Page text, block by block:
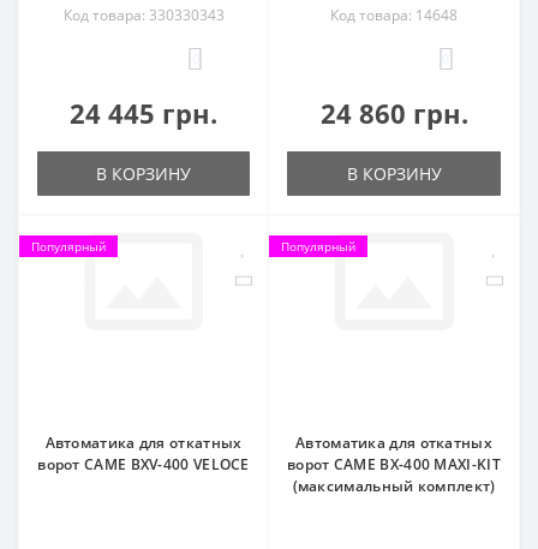
Код товара: 330330343
24 445 грн.
В КОРЗИНУ
Код товара: 14648
24 860 грн.
В КОРЗИНУ
Популярный
Автоматика для откатных
ворот CAME BXV-400 VELOCE
Популярный
Автоматика для откатных
ворот CAME BX-400 MAXI-KIT
(максимальный комплект)